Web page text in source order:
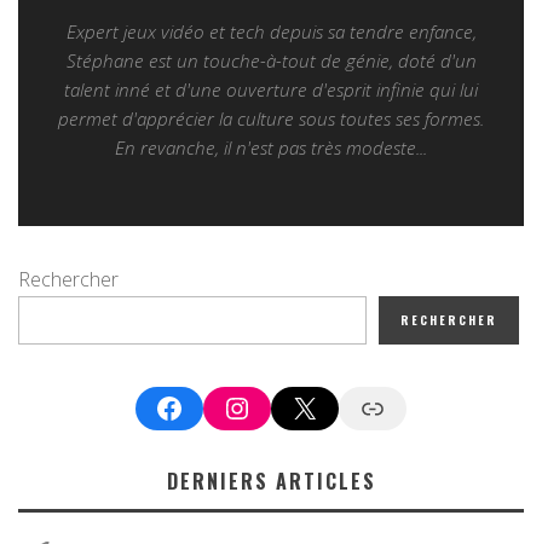
Expert jeux vidéo et tech depuis sa tendre enfance,
Stéphane est un touche-à-tout de génie, doté d'un
talent inné et d'une ouverture d'esprit infinie qui lui
permet d'apprécier la culture sous toutes ses formes.
En revanche, il n'est pas très modeste...
Rechercher
RECHERCHER
FacebookInstagram
X Google News
DERNIERS ARTICLES